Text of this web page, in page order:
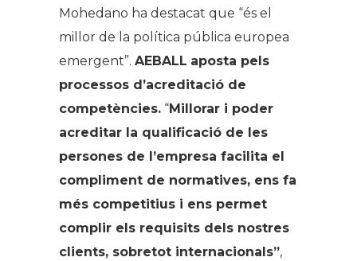
Mohedano ha destacat que “és el
millor de la política pública europea
emergent”. AEBALL aposta pels
processos d’acreditació de
competències. “Millorar i poder
acreditar la qualificació de les
persones de l’empresa facilita el
compliment de normatives, ens fa
més competitius i ens permet
complir els requisits dels nostres
clients, sobretot internacionals”,